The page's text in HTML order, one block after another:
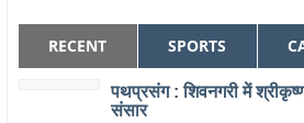
RECENT SPORTS
पथप्रसंग : शिवनगरी में
संसार